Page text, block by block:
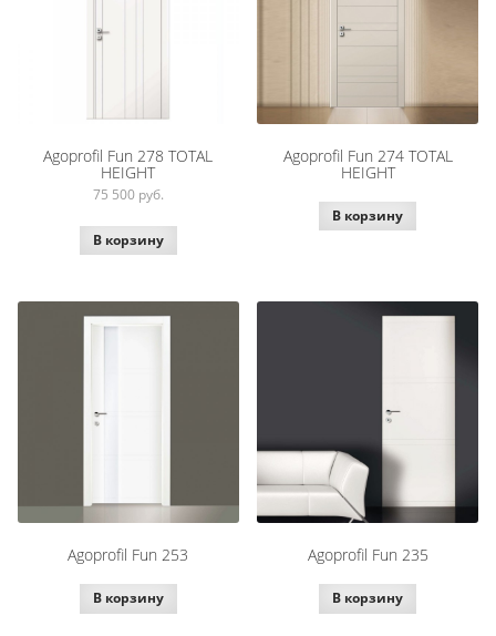
Agoprofil Fun 278 TOTAL
HEIGHT
75 500 руб.
В корзину
Agoprofil Fun 274 TOTAL
HEIGHT
В корзину
Agoprofil Fun 253
В корзину
Agoprofil Fun 235
В корзину